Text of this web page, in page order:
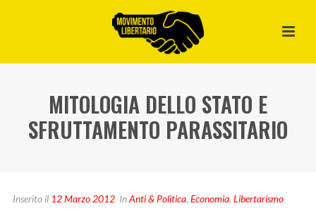
MITOLOGIA DELLO STATO E
SFRUTTAMENTO PARASSITARIO
Inserito il 12 Marzo 2012 InAnti & Politica, Economia, Libertarismo